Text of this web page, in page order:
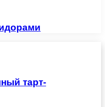
тарт-